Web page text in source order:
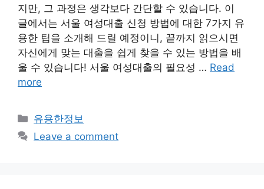
지만, 그 과정은 생각보다 간단할 수 있습니다. 이
글에서는 서울 여성대출 신청 방법에 대한 7가지 유
용한 팁을 소개해 드릴 예정이니, 끝까지 읽으시면
자신에게 맞는 대출을 쉽게 찾을 수 있는 방법을 배
울 수 있습니다! 서울 여성대출의 필요성 … Read
more
Categories
유용한정보
Leave a comment